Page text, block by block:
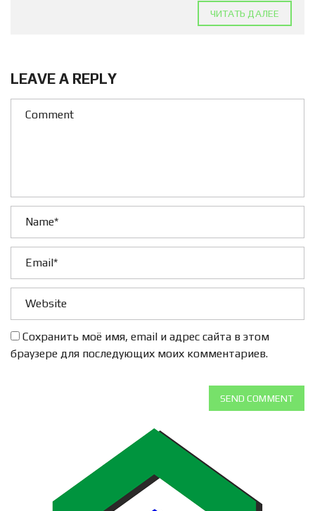
ЧИТАТЬ ДАЛЕЕ
LEAVE A REPLY
Сохранить моё имя, email и адрес сайта в этом
браузере для последующих моих комментариев.
SEND COMMENT